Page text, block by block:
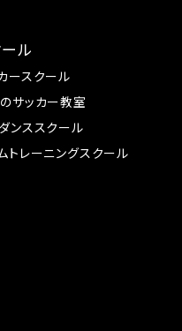
ル
ースクール
サッカー教室
ンススクール
トレーニングスクール